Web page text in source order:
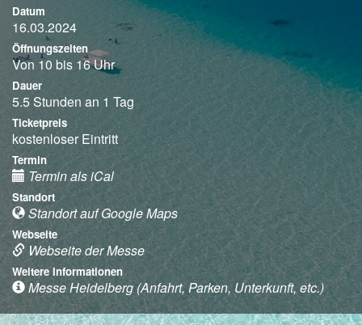
Datum
16.03.2024
Öffnungszeiten
Von 10 bis 16 Uhr
Dauer
5.5 Stunden an 1 Tag
Ticketpreis
kostenloser Eintritt
Termin
Termin als iCal
Standort
Standort auf Google Maps
Webseite
Webseite der Messe
Weitere Informationen
Messe Heidelberg (Anfahrt, Parken, Unterkunft, etc.)